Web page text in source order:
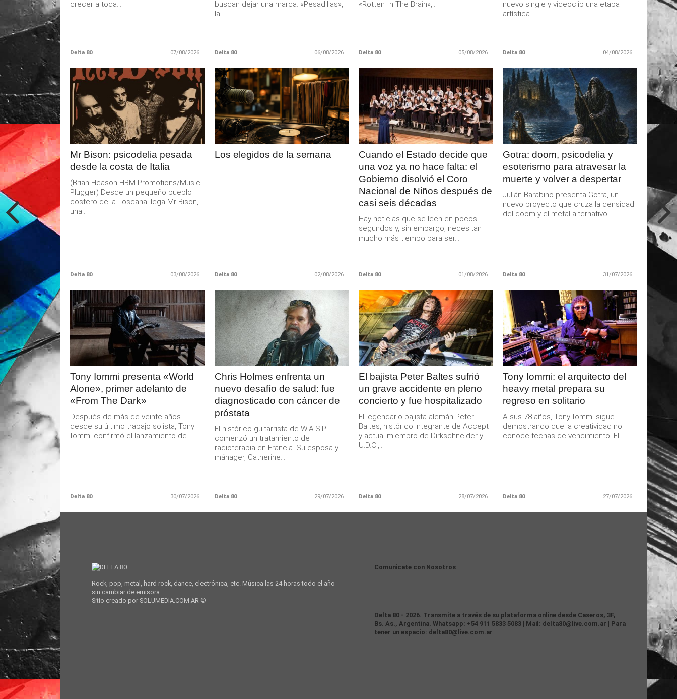
crecer a toda...
Delta 80 07/08/2026
buscan dejar una marca. «Pesadillas»,
la...
Delta 80 06/08/2026
«Rotten In The Brain»,...
Delta 80 05/08/2026
nuevo single y videoclip una etapa
artística...
Delta 80 04/08/2026
LEER
MAS
Mr Bison: psicodelia pesada
desde la costa de Italia
(Brian Heason HBM Promotions/Music
Plugger) Desde un pequeño pueblo
costero de la Toscana llega Mr Bison,
una...
Delta 80 03/08/2026
LEER
MAS
Los elegidos de la semana
Delta 80 02/08/2026
LEER
MAS
Cuando el Estado decide que
una voz ya no hace falta: el
Gobierno disolvió el Coro
Nacional de Niños después de
casi seis décadas
Hay noticias que se leen en pocos
segundos y, sin embargo, necesitan
mucho más tiempo para ser...
Delta 80 01/08/2026
LEER
MAS
Gotra: doom, psicodelia y
esoterismo para atravesar la
muerte y volver a despertar
Julián Barabino presenta Gotra, un
nuevo proyecto que cruza la densidad
del doom y el metal alternativo...
Delta 80 31/07/2026
LEER
MAS
Tony Iommi presenta «World
Alone», primer adelanto de
«From The Dark»
Después de más de veinte años
desde su último trabajo solista, Tony
Iommi confirmó el lanzamiento de...
Delta 80 30/07/2026
LEER
MAS
Chris Holmes enfrenta un
nuevo desafío de salud: fue
diagnosticado con cáncer de
próstata
El histórico guitarrista de W.A.S.P.
comenzó un tratamiento de
radioterapia en Francia. Su esposa y
mánager, Catherine...
Delta 80 29/07/2026
LEER
MAS
El bajista Peter Baltes sufrió
un grave accidente en pleno
concierto y fue hospitalizado
El legendario bajista alemán Peter
Baltes, histórico integrante de Accept
y actual miembro de Dirkschneider y
U.D.O.,...
Delta 80 28/07/2026
LEER
MAS
Tony Iommi: el arquitecto del
heavy metal prepara su
regreso en solitario
A sus 78 años, Tony Iommi sigue
demostrando que la creatividad no
conoce fechas de vencimiento. El...
Delta 80 27/07/2026
Rock, pop, metal, hard rock, dance, electrónica, etc. Música las 24 horas todo el año
sin cambiar de emisora.
Sitio creado por SOLUMEDIA.COM.AR ©
Comunicate con Nosotros
Delta 80 - 2026. Transmite a través de su plataforma online desde Caseros, 3F,
Bs. As., Argentina. Whatsapp: +54 911 5833 5083 | Mail: delta80@live.com.ar | Para
tener un espacio: delta80@live.com.ar